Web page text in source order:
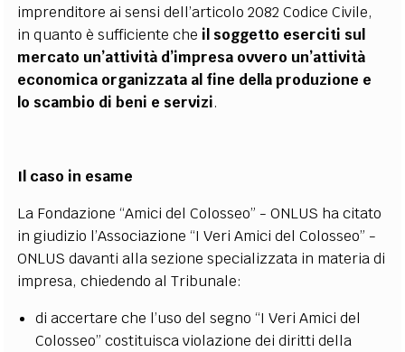
imprenditore ai sensi dell’articolo 2082 Codice Civile,
in quanto è sufficiente che il soggetto eserciti sul
mercato un’attività d’impresa ovvero un’attività
economica organizzata al fine della produzione e
lo scambio di beni e servizi.
Il caso in esame
La Fondazione “Amici del Colosseo” - ONLUS ha citato
in giudizio l’Associazione “I Veri Amici del Colosseo” -
ONLUS davanti alla sezione specializzata in materia di
impresa, chiedendo al Tribunale:
di accertare che l’uso del segno “I Veri Amici del
Colosseo” costituisca violazione dei diritti della